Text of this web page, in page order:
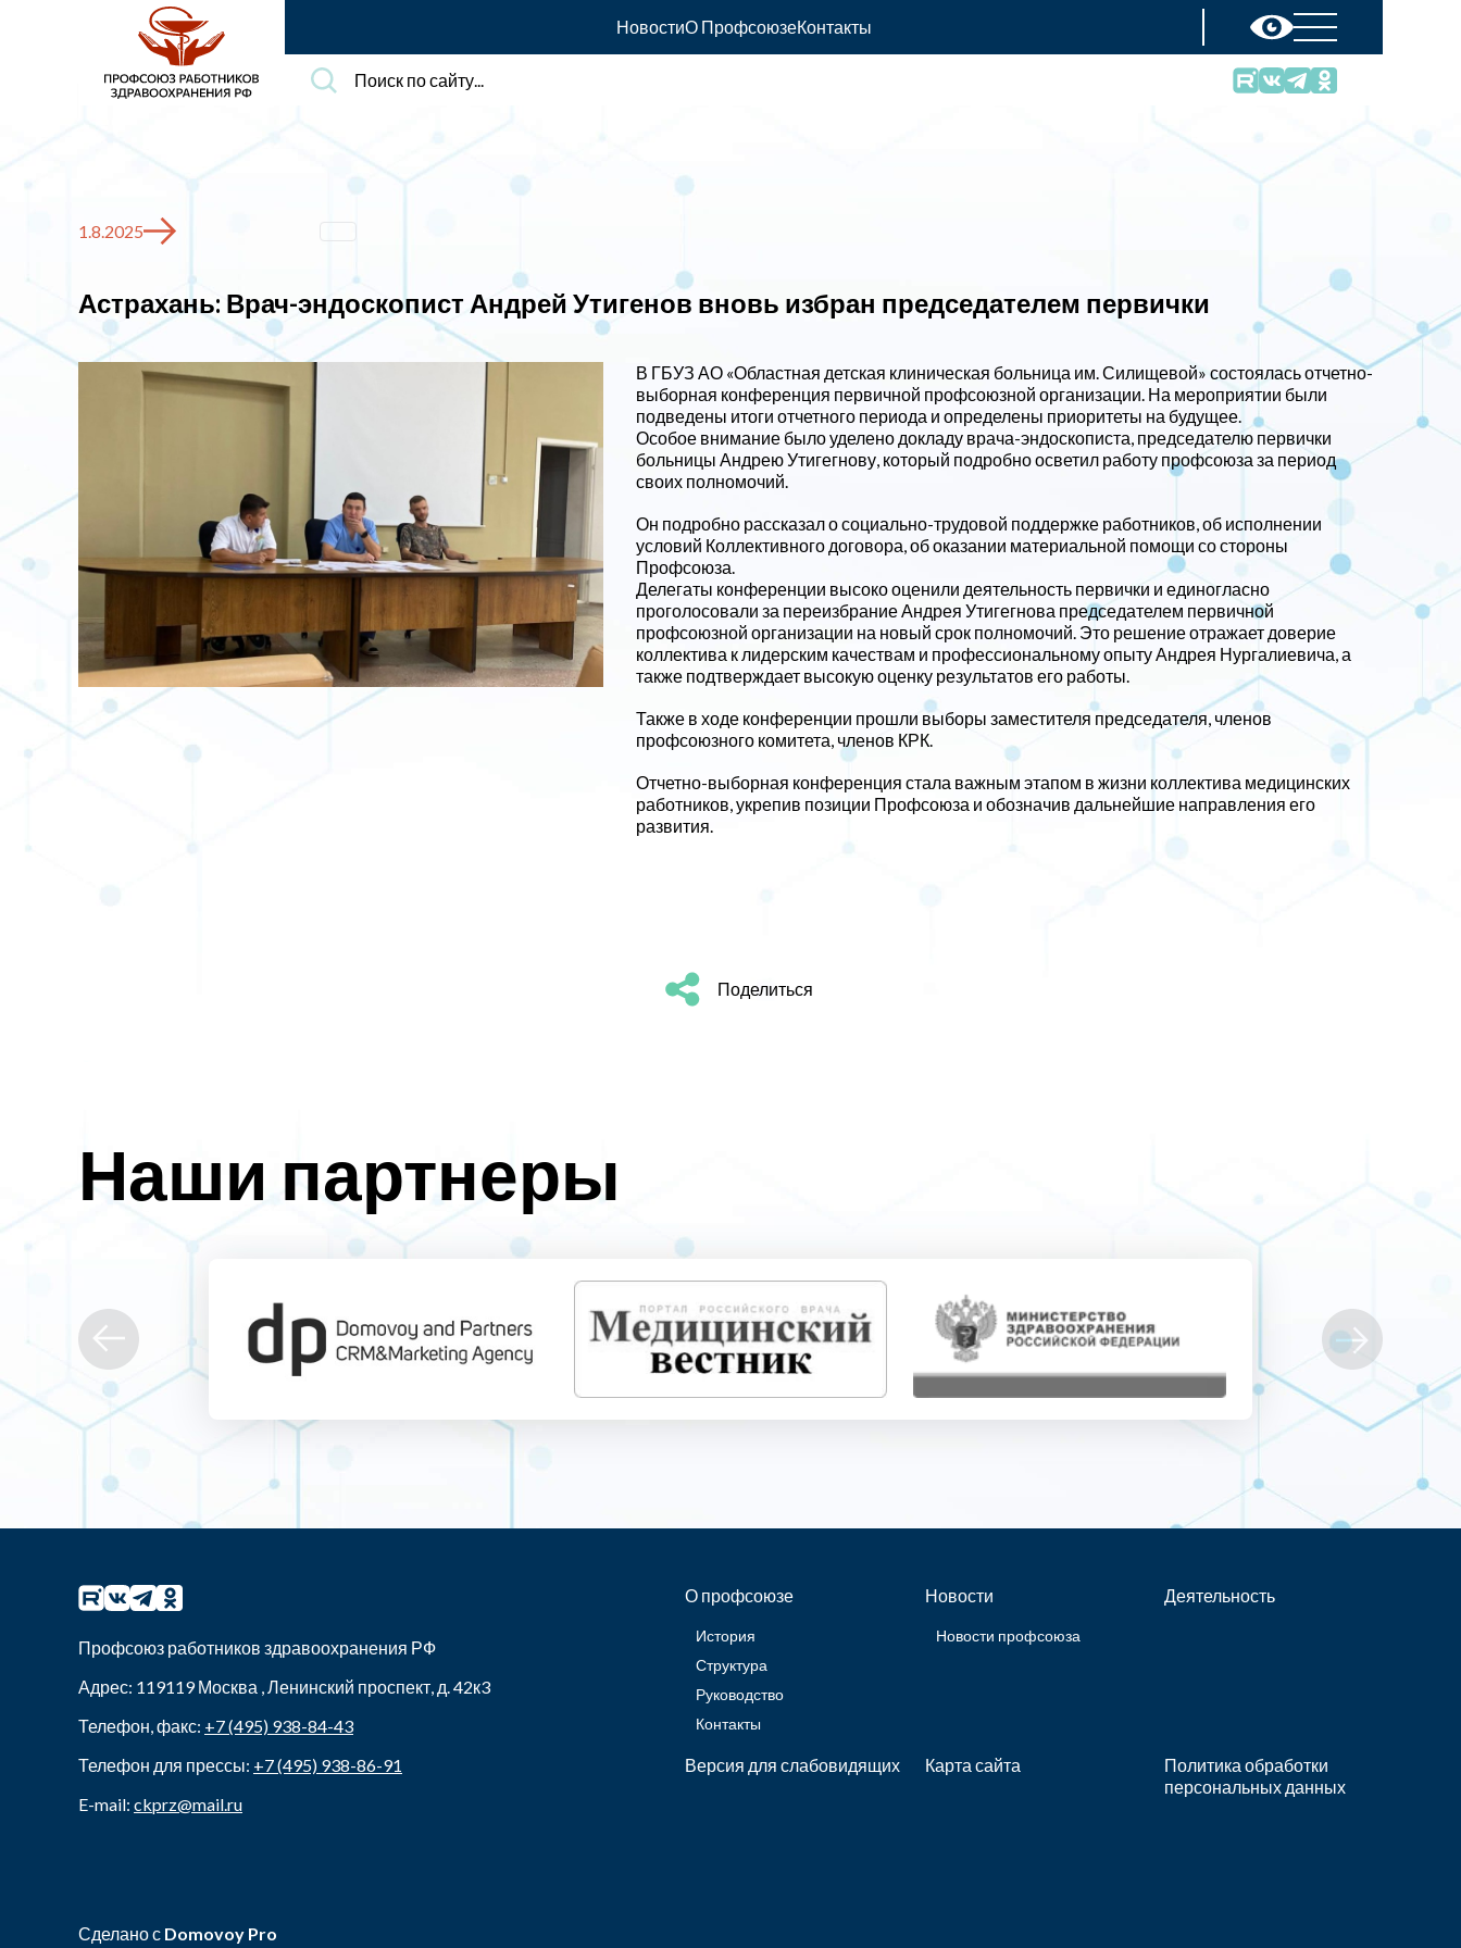
НовостиО ПрофсоюзеКонтакты
Поиск
по
1.8.2025
Астрахань: Врач-эндоскопист Андрей Утигенов вновь избран председателем первички
В ГБУЗ АО «Областная детская клиническая больница им. Силищевой» состоялась отчетно-
выборная конференция первичной профсоюзной организации. На мероприятии были
подведены итоги отчетного периода и определены приоритеты на будущее.
Особое внимание было уделено докладу врача-эндоскописта, председателю первички
больницы Андрею Утигегнову, который подробно осветил работу профсоюза за период
своих полномочий.
Он подробно рассказал о социально-трудовой поддержке работников, об исполнении
условий Коллективного договора, об оказании материальной помощи со стороны
Профсоюза.
Делегаты конференции высоко оценили деятельность первички и единогласно
проголосовали за переизбрание Андрея Утигегнова председателем первичной
профсоюзной организации на новый срок полномочий. Это решение отражает доверие
коллектива к лидерским качествам и профессиональному опыту Андрея Нургалиевича, а
также подтверждает высокую оценку результатов его работы.
Также в ходе конференции прошли выборы заместителя председателя, членов
профсоюзного комитета, членов КРК.
Отчетно-выборная конференция стала важным этапом в жизни коллектива медицинских
работников, укрепив позиции Профсоюза и обозначив дальнейшие направления его
развития.
Поделиться
Наши партнеры
Профсоюз работников здравоохранения РФ
Адрес: 119119Москва ,Ленинский проспект, д. 42к3
Телефон, факс: +7 (495) 938-84-43
Телефон для прессы: +7 (495) 938-86-91
E-mail: ckprz@mail.ru
О профсоюзе
История
Структура
Руководство
Контакты
Новости
Новости профсоюза
Деятельность
Версия для слабовидящих Карта сайта
Политика обработки
персональных данных
Сделано с Domovoy Pro